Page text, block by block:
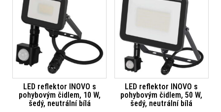
LED reflektor INOVO s
pohybovým čidlem, 10 W,
šedý, neutrální bílá
LED reflektor INOVO s
pohybovým čidlem, 50 W,
šedý, neutrální bílá